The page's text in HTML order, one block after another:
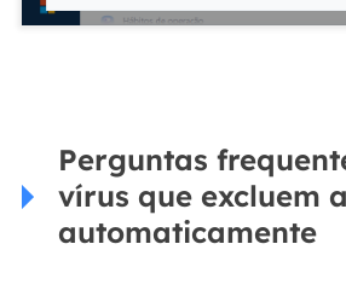
Perguntas
vírus que excluem
automaticamente